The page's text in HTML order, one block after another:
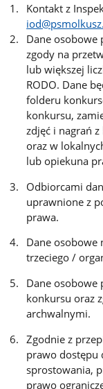
Kontakt z
Dane osobowe
zgody na
lub większej
RODO. Dane
folderu
konkursu,
zdjęć i nagrań
oraz w
lub opiekuna
Odbiorcami
uprawnione z
prawa.
Dane osobowe
trzeciego /
Dane osobowe
konkursu oraz
archwalnymi.
Zgodnie z
prawo dostępu
sprostowania,
prawo